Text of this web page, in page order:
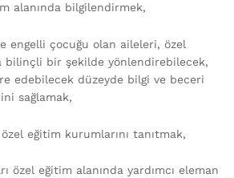
alanında bilgilendirmek,
çocuğu olan aileleri, özel
bilinçli bir şekilde yönlendirebilecek,
edebilecek düzeyde bilgi ve beceri
sağlamak,
eğitim kurumlarını tanıtmak,
eğitim alanında yardımcı eleman